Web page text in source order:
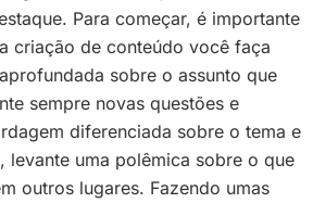
Para começar, é importante
criação de conteúdo você faça
sobre o assunto que
sempre novas questões e
diferenciada sobre o tema e
levante uma polêmica sobre o que
outros lugares. Fazendo umas